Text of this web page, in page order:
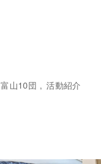
富山10団 活動紹介